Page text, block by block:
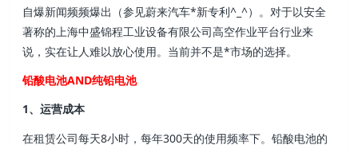
自爆新闻频频爆出（参见蔚来汽车*新专利^_^）。对于以安全
著称的上海中盛锦程工业设备有限公司高空作业平台行业来
说，实在让人难以放心使用。当前并不是*市场的选择。
铅酸电池AND纯铅电池
1、运营成本
在租赁公司每天8小时，每年300天的使用频率下。铅酸电池的